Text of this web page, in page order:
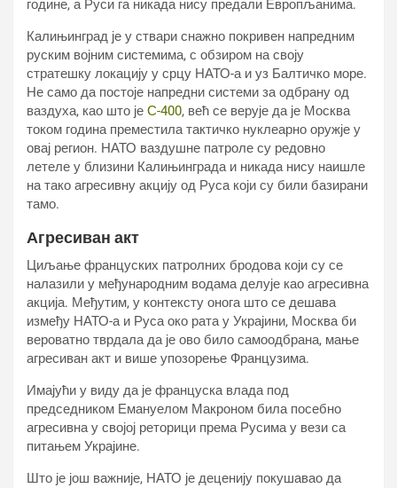
године, а Руси га никада нису предали Европљанима.
Калињинград је у ствари снажно покривен напредним
руским војним системима, с обзиром на своју
стратешку локацију у срцу НАТО-а и уз Балтичко море.
Не само да постоје напредни системи за одбрану од
ваздуха, као што је С-400, већ се верује да је Москва
током година преместила тактичко нуклеарно оружје у
овај регион. НАТО ваздушне патроле су редовно
летеле у близини Калињинграда и никада нису наишле
на тако агресивну акцију од Руса који су били базирани
тамо.
Агресиван акт
Циљање француских патролних бродова који су се
налазили у међународним водама делује као агресивна
акција. Међутим, у контексту онога што се дешава
између НАТО-а и Руса око рата у Украјини, Москва би
вероватно тврдала да је ово било самоодбрана, мање
агресиван акт и више упозорење Французима.
Имајући у виду да је француска влада под
председником Емануелом Макроном била посебно
агресивна у својој реторици према Русима у вези са
питањем Украјине.
Што је још важније, НАТО је деценију покушавао да